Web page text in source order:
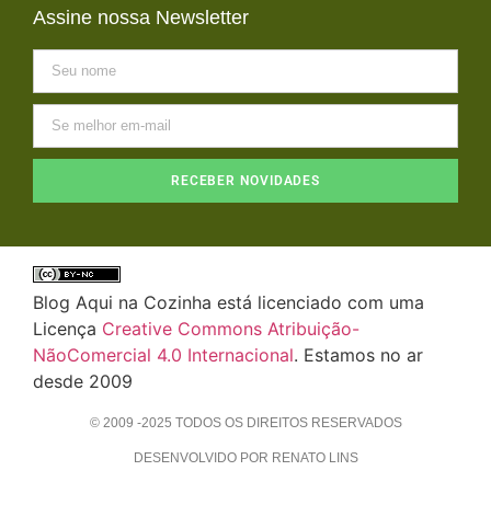
Assine nossa Newsletter
RECEBER NOVIDADES
Blog Aqui na Cozinha está licenciado com uma
Licença Creative Commons Atribuição-
NãoComercial 4.0 Internacional. Estamos no ar
desde 2009
© 2009 -2025 TODOS OS DIREITOS RESERVADOS
DESENVOLVIDO POR RENATO LINS